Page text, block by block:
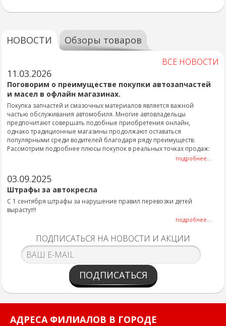
НОВОСТИ Обзоры товаров
ВСЕ НОВОСТИ
11.03.2026
Поговорим о преимуществе покупки автозапчастей
и масел в офлайн магазинах.
Покупка запчастей и смазочных материалов является важной
частью обслуживания автомобиля. Многие автовладельцы
предпочитают совершать подобные приобретения онлайн,
однако традиционные магазины продолжают оставаться
популярными среди водителей благодаря ряду преимуществ.
Рассмотрим подробнее плюсы покупок в реальных точках продаж:
подробнее...
03.09.2025
Штрафы за автокресла
С 1 сентября штрафы за нарушение правил перевозки детей
вырастут!!
подробнее...
ПОДПИСАТЬСЯ НА НОВОСТИ И АКЦИИ
ПОДПИСАТЬСЯ
АДРЕСА ФИЛИАЛОВ В ГОРОДЕ